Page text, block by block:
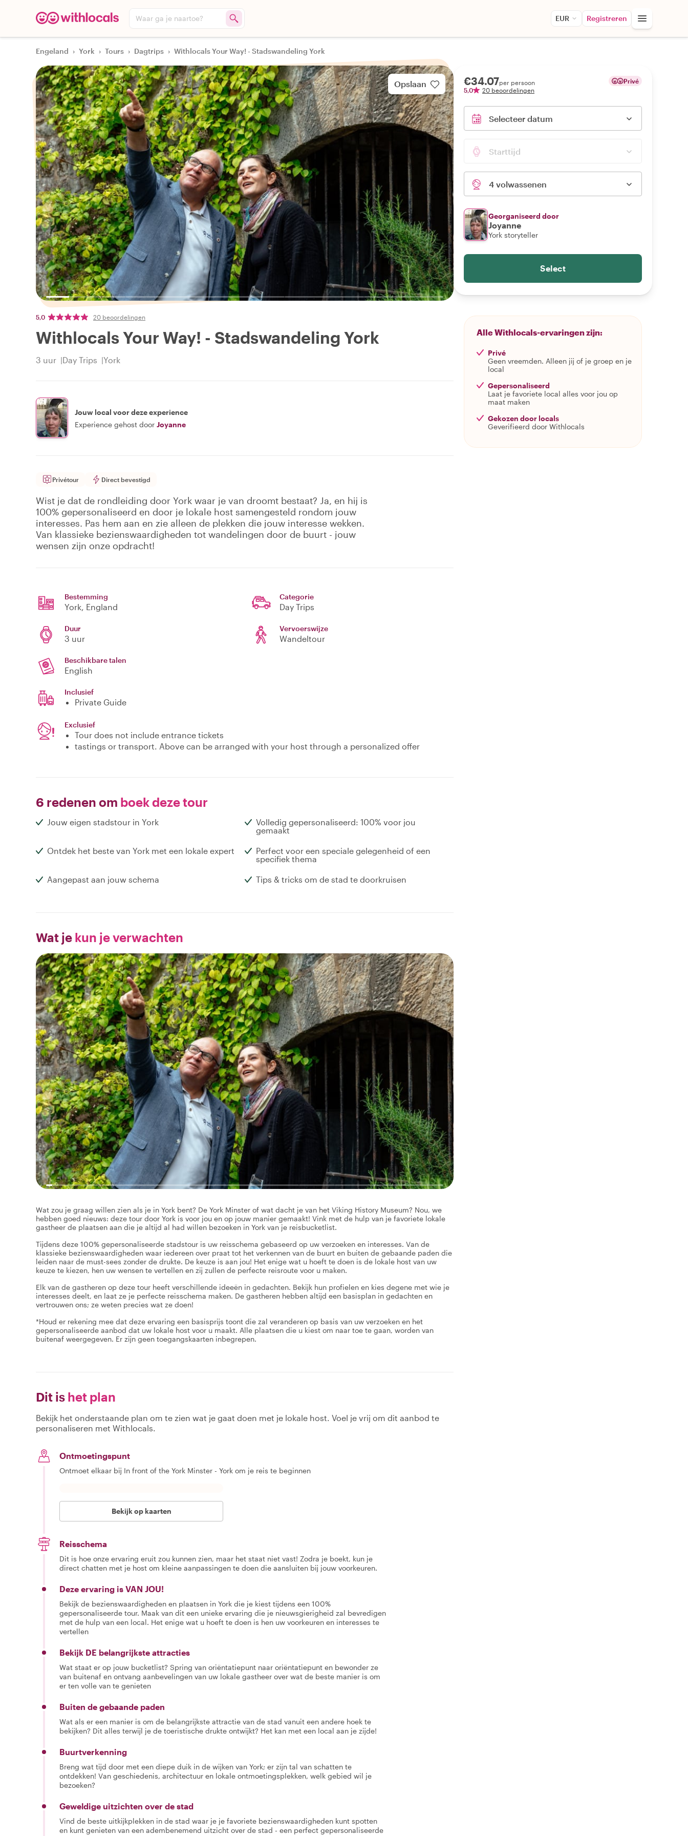
Waar ga je naartoe? EUR Registreren
Engeland › York › Tours › Dagtrips › Withlocals Your Way! - Stadswandeling York
Opslaan
5,0 20 beoordelingen
Withlocals Your Way! - Stadswandeling York
3 uur Day Trips York
Jouw local voor deze experience
Experience gehost door Joyanne
Privétour Direct bevestigd
Wist je dat de rondleiding door York waar je van droomt bestaat? Ja, en hij is
100% gepersonaliseerd en door je lokale host samengesteld rondom jouw
interesses. Pas hem aan en zie alleen de plekken die jouw interesse wekken.
Van klassieke bezienswaardigheden tot wandelingen door de buurt - jouw
wensen zijn onze opdracht!
Bestemming
York, England
Categorie
Day Trips
Duur
3 uur
Vervoerswijze
Wandeltour
Beschikbare talen
English
Inclusief
Private Guide
Exclusief
Tour does not include entrance tickets
tastings or transport. Above can be arranged with your host through a personalized offer
6 redenen om boek deze tour
Jouw eigen stadstour in York
Volledig gepersonaliseerd: 100% voor jou
gemaakt
Ontdek het beste van York met een lokale expert
Perfect voor een speciale gelegenheid of een
specifiek thema
Aangepast aan jouw schema Tips & tricks om de stad te doorkruisen
Wat je kun je verwachten
Wat zou je graag willen zien als je in York bent? De York Minster of wat dacht je van het Viking History Museum? Nou, we
hebben goed nieuws: deze tour door York is voor jou en op jouw manier gemaakt! Vink met de hulp van je favoriete lokale
gastheer de plaatsen aan die je altijd al had willen bezoeken in York van je reisbucketlist.
Tijdens deze 100% gepersonaliseerde stadstour is uw reisschema gebaseerd op uw verzoeken en interesses. Van de
klassieke bezienswaardigheden waar iedereen over praat tot het verkennen van de buurt en buiten de gebaande paden die
leiden naar de must-sees zonder de drukte. De keuze is aan jou! Het enige wat u hoeft te doen is de lokale host van uw
keuze te kiezen, hen uw wensen te vertellen en zij zullen de perfecte reisroute voor u maken.
Elk van de gastheren op deze tour heeft verschillende ideeën in gedachten. Bekijk hun profielen en kies degene met wie je
interesses deelt, en laat ze je perfecte reisschema maken. De gastheren hebben altijd een basisplan in gedachten en
vertrouwen ons; ze weten precies wat ze doen!
*Houd er rekening mee dat deze ervaring een basisprijs toont die zal veranderen op basis van uw verzoeken en het
gepersonaliseerde aanbod dat uw lokale host voor u maakt. Alle plaatsen die u kiest om naar toe te gaan, worden van
buitenaf weergegeven. Er zijn geen toegangskaarten inbegrepen.
Dit is het plan
Bekijk het onderstaande plan om te zien wat je gaat doen met je lokale host. Voel je vrij om dit aanbod te
personaliseren met Withlocals.
Ontmoetingspunt
Ontmoet elkaar bij In front of the York Minster - York om je reis te beginnen
Bekijk op kaarten
Reisschema
Dit is hoe onze ervaring eruit zou kunnen zien, maar het staat niet vast! Zodra je boekt, kun je
direct chatten met je host om kleine aanpassingen te doen die aansluiten bij jouw voorkeuren.
Deze ervaring is VAN JOU!
Bekijk de bezienswaardigheden en plaatsen in York die je kiest tijdens een 100%
gepersonaliseerde tour. Maak van dit een unieke ervaring die je nieuwsgierigheid zal bevredigen
met de hulp van een local. Het enige wat u hoeft te doen is hen uw voorkeuren en interesses te
vertellen
Bekijk DE belangrijkste attracties
Wat staat er op jouw bucketlist? Spring van oriëntatiepunt naar oriëntatiepunt en bewonder ze
van buitenaf en ontvang aanbevelingen van uw lokale gastheer over wat de beste manier is om
er ten volle van te genieten
Buiten de gebaande paden
Wat als er een manier is om de belangrijkste attractie van de stad vanuit een andere hoek te
bekijken? Dit alles terwijl je de toeristische drukte ontwijkt? Het kan met een local aan je zijde!
Buurtverkenning
Breng wat tijd door met een diepe duik in de wijken van York; er zijn tal van schatten te
ontdekken! Van geschiedenis, architectuur en lokale ontmoetingsplekken, welk gebied wil je
bezoeken?
Geweldige uitzichten over de stad
Vind de beste uitkijkplekken in de stad waar je je favoriete bezienswaardigheden kunt spotten
en kunt genieten van een adembenemend uitzicht over de stad - een perfect gepersonaliseerde
€34.07per persoon
5,0
20 beoordelingen
Privé
Selecteer datum
Starttijd
4 volwassenen
Georganiseerd door
Joyanne
York storyteller
Select
Alle Withlocals-ervaringen zijn:
Privé
Geen vreemden. Alleen jij of je groep en je
local
Gepersonaliseerd
Laat je favoriete local alles voor jou op
maat maken
Gekozen door locals
Geverifieerd door Withlocals